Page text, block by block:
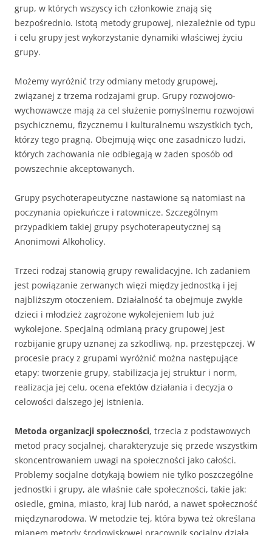
grup, w których wszyscy ich członkowie znają się
bezpośrednio. Istotą metody grupowej, niezależnie od typu
i celu grupy jest wykorzystanie dynamiki właściwej życiu
grupy.
Możemy wyróżnić trzy odmiany metody grupowej,
związanej z trzema rodzajami grup. Grupy rozwojowo-
wychowawcze mają za cel służenie pomyślnemu rozwojowi
psychicznemu, fizycznemu i kulturalnemu wszystkich tych,
którzy tego pragną. Obejmują więc one zasadniczo ludzi,
których zachowania nie odbiegają w żaden sposób od
powszechnie akceptowanych.
Grupy psychoterapeutyczne nastawione są natomiast na
poczynania opiekuńcze i ratownicze. Szczególnym
przypadkiem takiej grupy psychoterapeutycznej są
Anonimowi Alkoholicy.
Trzeci rodzaj stanowią grupy rewalidacyjne. Ich zadaniem
jest powiązanie zerwanych więzi między jednostką i jej
najbliższym otoczeniem. Działalność ta obejmuje zwykle
dzieci i młodzież zagrożone wykolejeniem lub już
wykolejone. Specjalną odmianą pracy grupowej jest
rozbijanie grupy uznanej za szkodliwą, np. przestępczej. W
procesie pracy z grupami wyróżnić można następujące
etapy: tworzenie grupy, stabilizacja jej struktur i norm,
realizacja jej celu, ocena efektów działania i decyzja o
celowości dalszego jej istnienia.
Metoda organizacji społeczności, trzecia z podstawowych
metod pracy socjalnej, charakteryzuje się przede wszystkim
skoncentrowaniem uwagi na społeczności jako całości.
Problemy socjalne dotykają bowiem nie tylko poszczególne
jednostki i grupy, ale właśnie całe społeczności, takie jak:
osiedle, gmina, miasto, kraj lub naród, a nawet społeczność
międzynarodowa. W metodzie tej, która bywa też określana